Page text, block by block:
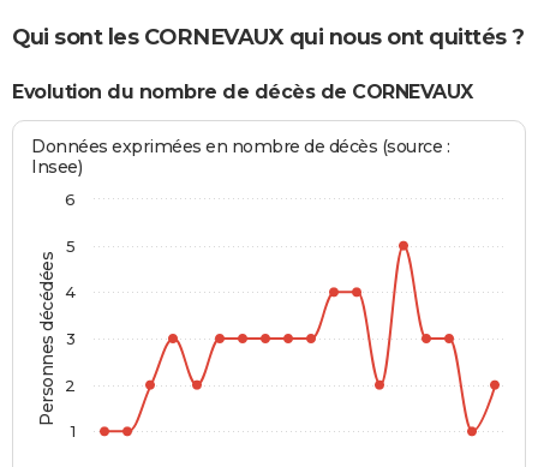
Qui sont les CORNEVAUX qui nous ont quittés ?
Evolution du nombre de décès de CORNEVAUX
Personnes décédées
Données exprimées en nombre de décès (source :
Insee)
1
2
3
4
5
6